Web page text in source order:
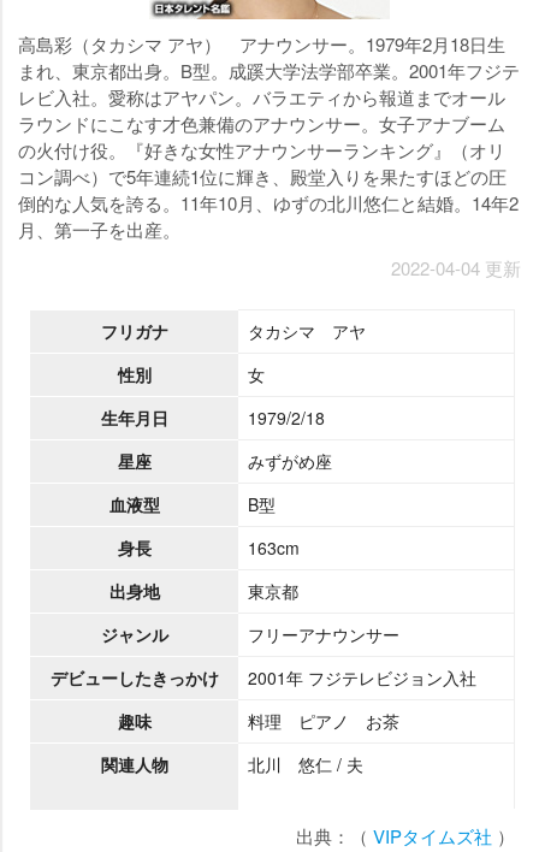
高島彩（タカシマ アヤ） アナウンサー。1979年2月18日生
まれ、東京都出身。B型。成蹊大学法学部卒業。2001年フジテ
レビ入社。愛称はアヤパン。バラエティから報道までオール
ラウンドにこなす才色兼備のアナウンサー。女子アナブーム
の火付け役。『好きな女性アナウンサーランキング』（オリ
コン調べ）で5年連続1位に輝き、殿堂入りを果たすほどの圧
倒的な人気を誇る。11年10月、ゆずの北川悠仁と結婚。14年2
月、第一子を出産。
2022-04-04 更新
フリガナ
タカシマ アヤ
性別
女
生年月日
1979/2/18
星座
みずがめ座
血液型
B型
身長
163cm
出身地
東京都
ジャンル
フリーアナウンサー
デビューしたきっかけ
2001年 フジテレビジョン入社
趣味
料理 ピアノ お茶
関連人物
北川 悠仁 / 夫
出典：（ VIPタイムズ社 ）